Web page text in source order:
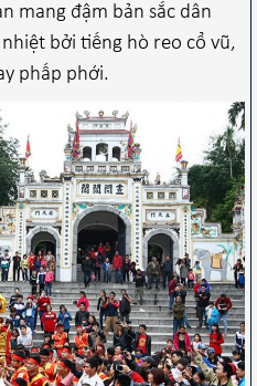
mang đậm bản sắc dân
bởi tiếng hò reo cổ vũ,
phấp phới.